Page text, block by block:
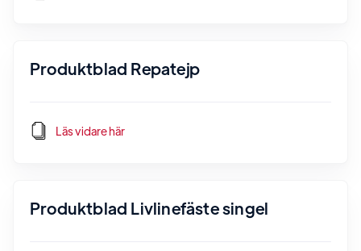
Produktblad Repatejp
Läs vidare här
Produktblad Livlinefäste singel